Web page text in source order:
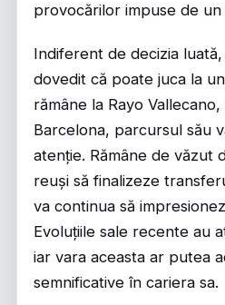
provocărilor impuse de
Indiferent de decizia
dovedit că poate juca la
rămâne la Rayo
Barcelona, parcursul său
atenție. Rămâne de văzut
reuși să finalizeze
va continua să
Evoluțiile sale recente au
iar vara aceasta ar putea
semnificative în cariera sa.